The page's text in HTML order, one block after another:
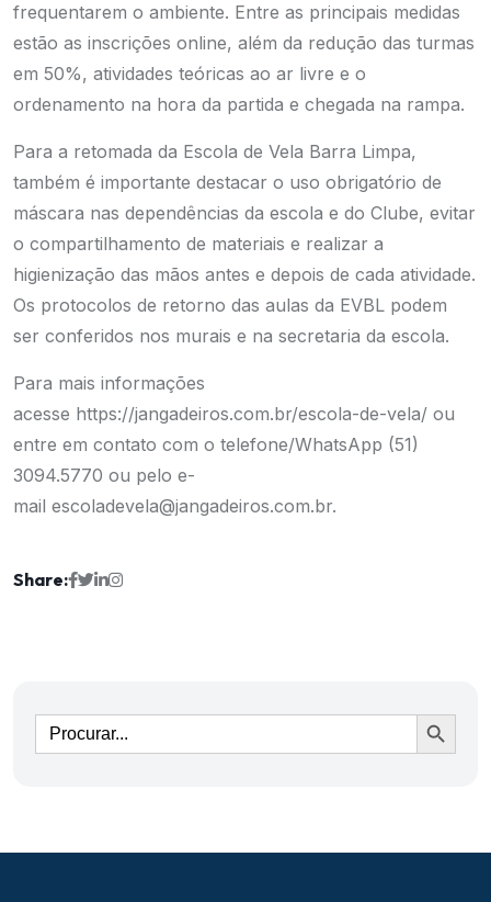
frequentarem o ambiente. Entre as principais medidas
estão as inscrições online, além da redução das turmas
em 50%, atividades teóricas ao ar livre e o
ordenamento na hora da partida e chegada na rampa.
Para a retomada da Escola de Vela Barra Limpa,
também é importante destacar o uso obrigatório de
máscara nas dependências da escola e do Clube, evitar
o compartilhamento de materiais e realizar a
higienização das mãos antes e depois de cada atividade.
Os protocolos de retorno das aulas da EVBL podem
ser conferidos nos murais e na secretaria da escola.
Para mais informações
acesse https://jangadeiros.com.br/escola-de-vela/ ou
entre em contato com o telefone/WhatsApp (51)
3094.5770 ou pelo e-
mail escoladevela@jangadeiros.com.br.
Share:
Ir